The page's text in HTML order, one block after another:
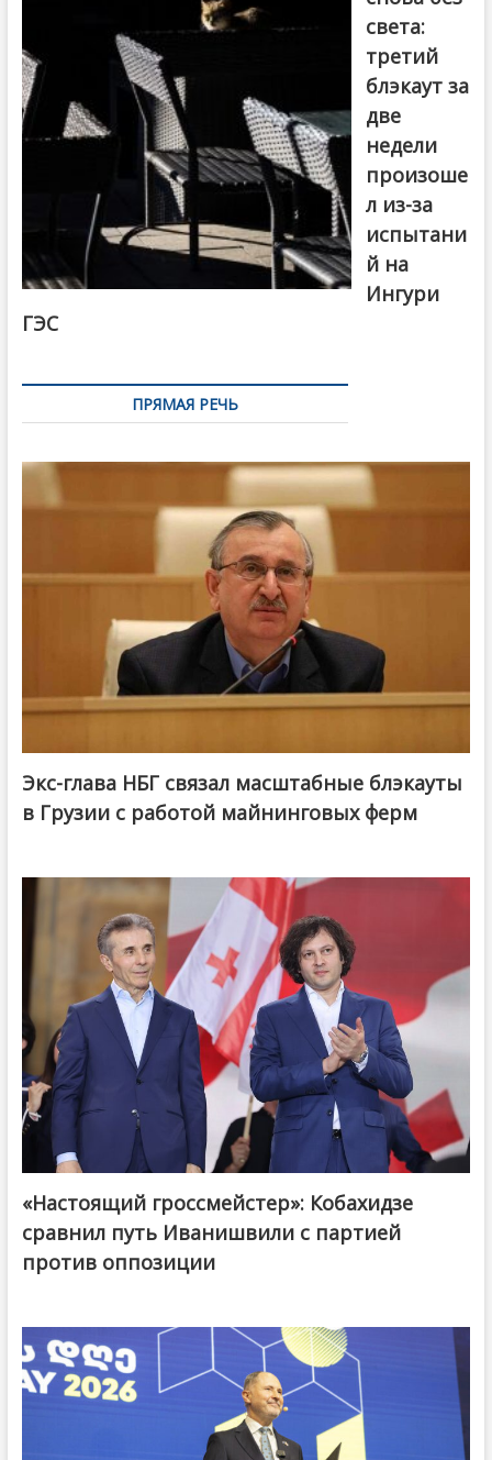
света:
третий
блэкаут за
две
недели
произоше
л из-за
испытани
й на
Ингури
ГЭС
ПРЯМАЯ РЕЧЬ
Экс-глава НБГ связал масштабные блэкауты
в Грузии с работой майнинговых ферм
@ქართული ოცნება / Georgian Dream
«Настоящий гроссмейстер»: Кобахидзе
сравнил путь Иванишвили с партией
против оппозиции